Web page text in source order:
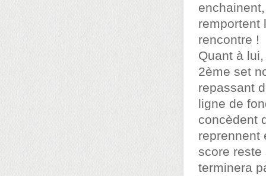
remportent
rencontre !
Quant à
2ème set
repassant
ligne de
concèdent
reprennent
score reste
terminera